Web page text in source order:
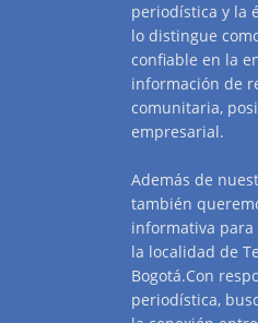
periodística y la
lo distingue
confiable en la
información de
comunitaria,
empresarial.
Además de
también
informativa
la localidad de
Bogotá.Con
periodística,